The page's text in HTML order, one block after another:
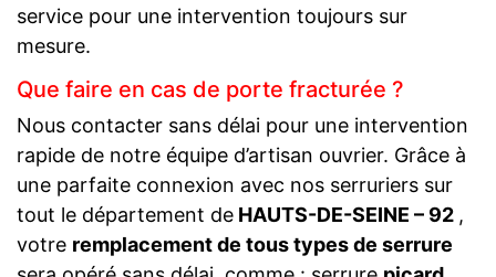
service pour une intervention toujours sur
mesure.
Que faire en cas de porte fracturée ?
Nous contacter sans délai pour une intervention
rapide de notre équipe d’artisan ouvrier. Grâce à
une parfaite connexion avec nos serruriers sur
tout le département de HAUTS-DE-SEINE – 92 ,
votre remplacement de tous types de serrure